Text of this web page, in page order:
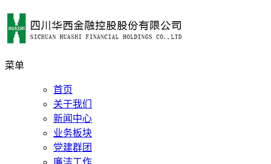
菜单
首页
关于我们
新闻中心
业务板块
党建群团
廉洁工作